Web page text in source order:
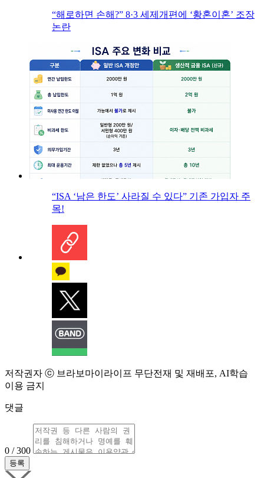
“해로하면 손해?” 8·3 세제개편에 ‘황혼이혼’ 조장
논란
“ISA ‘남은 한도’ 사라질 수 있다” 기존 가입자 주
목!
저작권자 ⓒ 브라보마이라이프 무단전재 및 재배포, AI학습
이용 금지
댓글
0 / 300